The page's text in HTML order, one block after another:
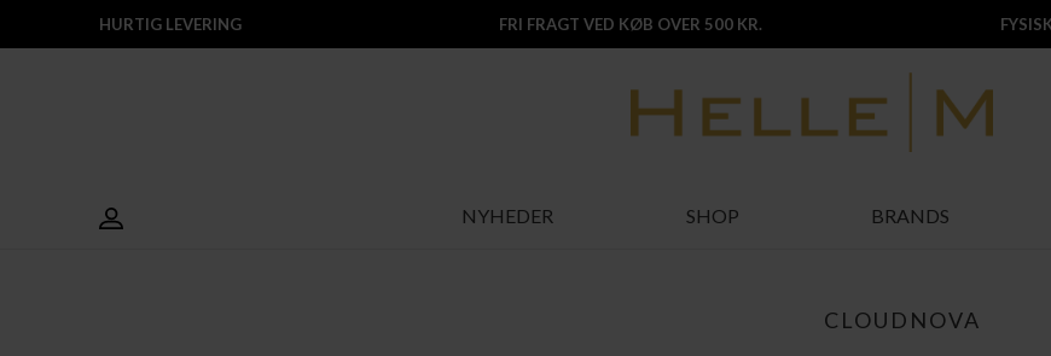
HURTIG LEVERING FRI FRAGT VED KØB OVER 500 KR.
NYHEDER SHOP BRANDS
CLOUDNOVA